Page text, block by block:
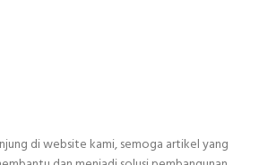
di website kami, semoga artikel yang